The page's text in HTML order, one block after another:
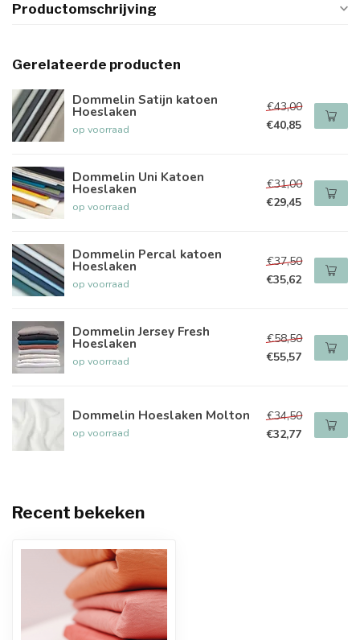
Productomschrijving
Gerelateerde producten
Dommelin Satijn katoen
Hoeslaken
op voorraad
€43,00
€40,85
Dommelin Uni Katoen
Hoeslaken
op voorraad
€31,00
€29,45
Dommelin Percal katoen
Hoeslaken
op voorraad
€37,50
€35,62
Dommelin Jersey Fresh
Hoeslaken
op voorraad
€58,50
€55,57
Dommelin Hoeslaken Molton
op voorraad
€34,50
€32,77
Recent bekeken